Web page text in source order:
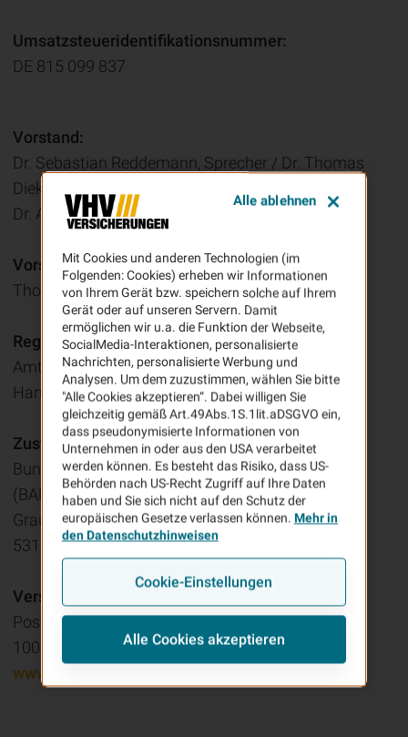
Umsatzsteueridentifikationsnummer:
DE 815 099 837
Vorstand:
Dr. Sebastian Reddemann, Sprecher / Dr. Thomas
Diekmann / Sina Rintelmann /
Dr. Angelo O. Rohlfs / Ulf Bretz
Vorsitzender des Aufsichtsrates:
Thomas Voigt
Registergericht:
Amtsgericht Hannover
Handelsregister: B 57331
Zuständige Aufsichtsbehörde:
Bundesanstalt für Finanzdienstleistungsaufsicht
(BAFin)
Graurheindorfer Straße 108
53117 Bonn
Versicherungsombudsmann e.V.
Postfach 080632
10006 Berlin
www.versicherungsombudsmann.de
Mit Cookies und anderen Technologien (im
Folgenden: Cookies) erheben wir Informationen
von Ihrem Gerät bzw. speichern solche auf Ihrem
Gerät oder auf unseren Servern. Damit
ermöglichen wir u.a. die Funktion der Webseite,
SocialMedia-Interaktionen, personalisierte
Nachrichten, personalisierte Werbung und
Analysen. Um dem zuzustimmen, wählen Sie bitte
"Alle Cookies akzeptieren“. Dabei willigen Sie
gleichzeitig gemäß Art.49Abs.1S.1lit.aDSGVO ein,
dass pseudonymisierte Informationen von
Unternehmen in oder aus den USA verarbeitet
werden können. Es besteht das Risiko, dass US-
Behörden nach US-Recht Zugriff auf Ihre Daten
haben und Sie sich nicht auf den Schutz der
europäischen Gesetze verlassen können. Mehr in
den Datenschutzhinweisen
Cookie-Einstellungen
Alle Cookies akzeptieren
Alle ablehnen